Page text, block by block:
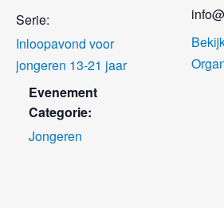
Serie:
Inloopavond voor
jongeren 13-21 jaar
Evenement
Categorie:
Jongeren